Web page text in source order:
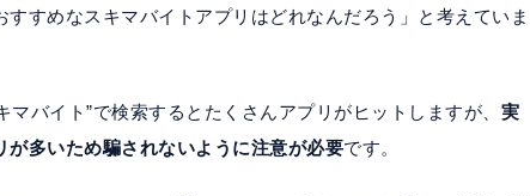
すめなスキマバイトアプリはどれなんだろう」と考えていま
バイト”で検索するとたくさんアプリがヒットしますが、 実
が多いため騙されないように注意が必要です。